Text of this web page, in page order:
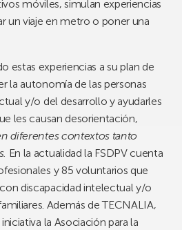
móviles, simulan experiencias
un viaje en metro o poner una
estas experiencias a su plan de
la autonomía de las personas
y/o del desarrollo y ayudarles
les causan desorientación,
diferentes contextos tanto
En la actualidad la FSDPV cuenta
y 85 voluntarios que
discapacidad intelectual y/o
Además de TECNALIA,
la Asociación para la